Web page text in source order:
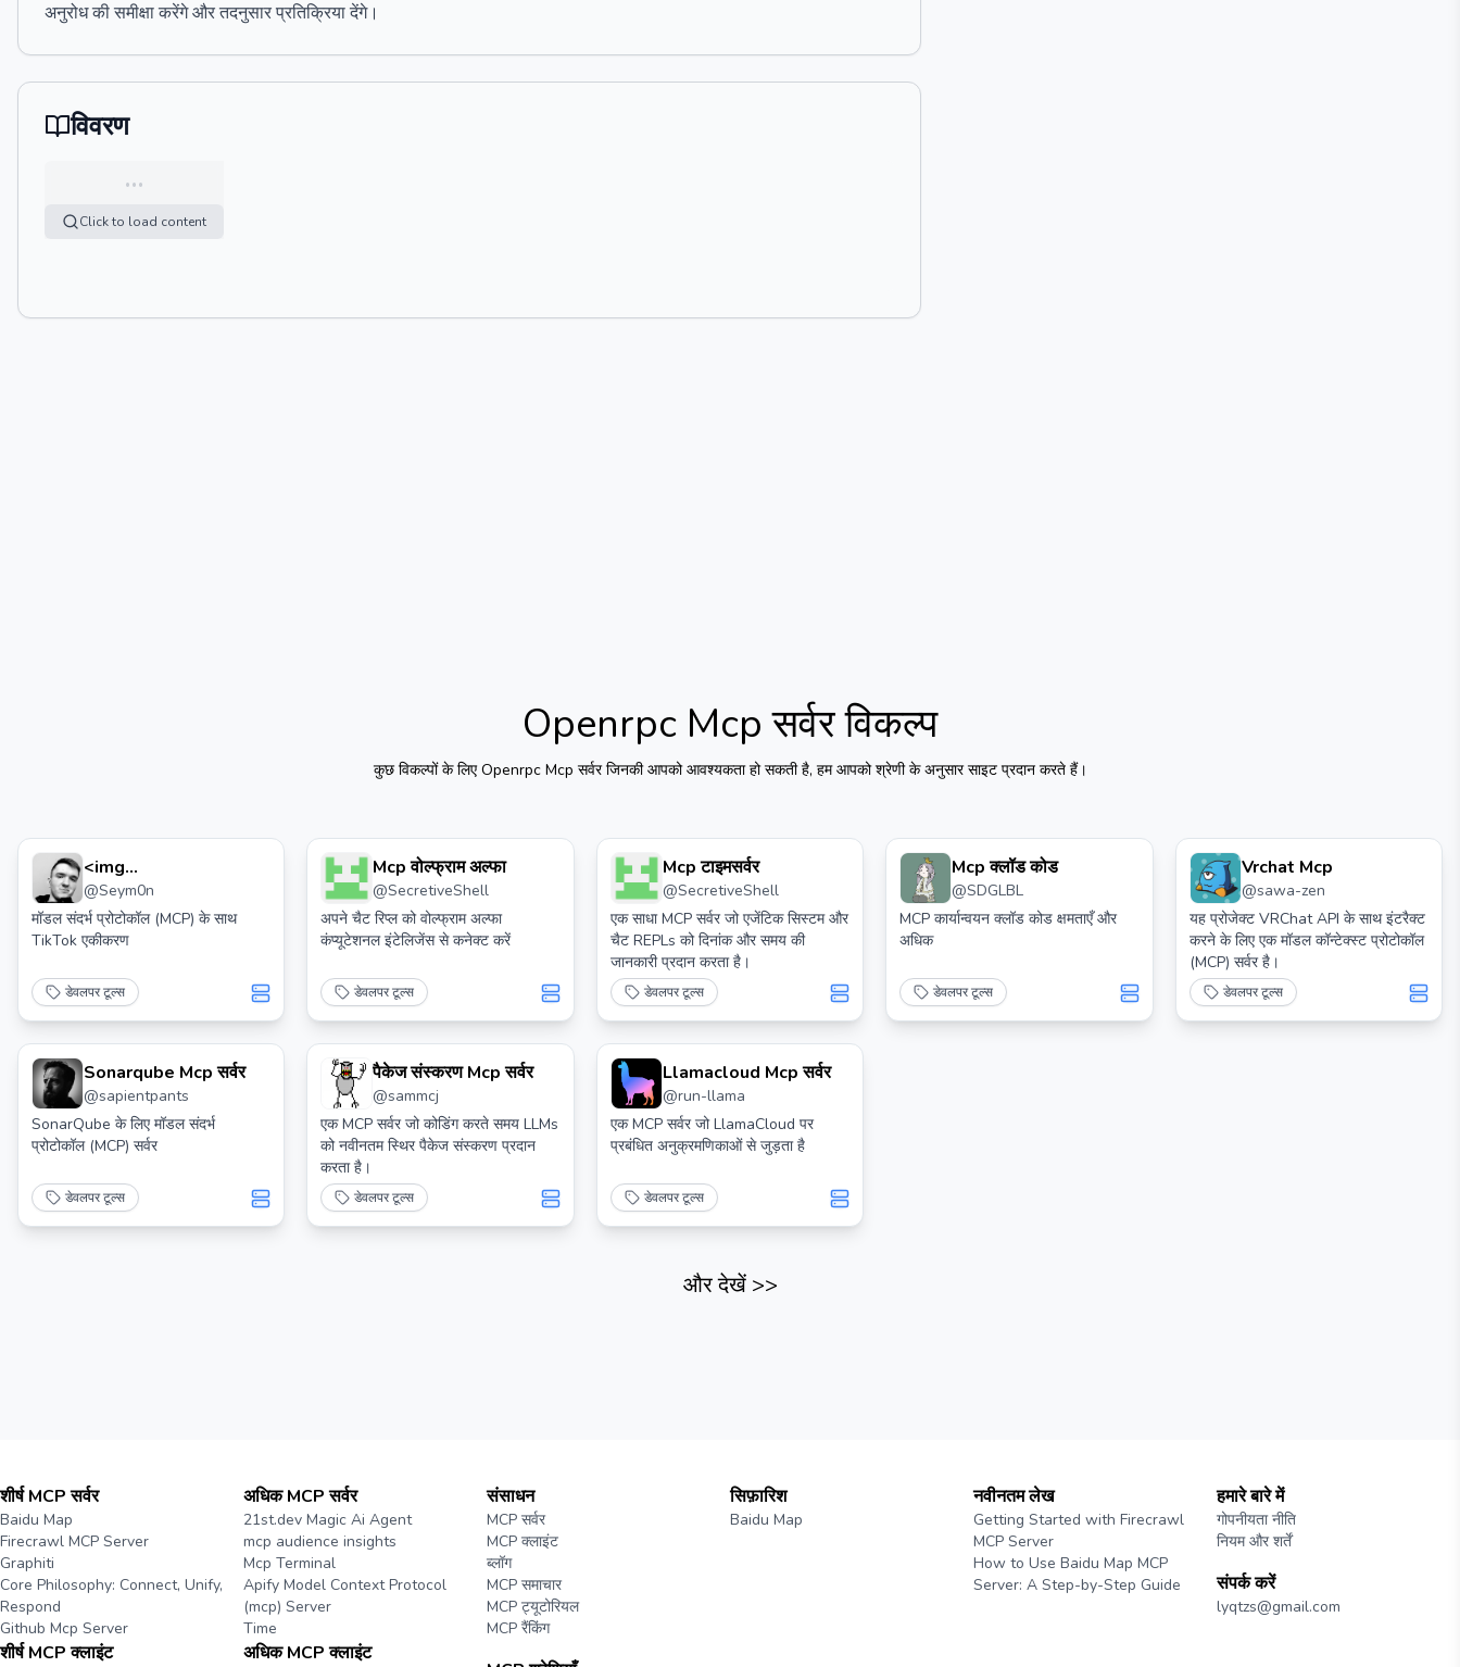
अनुरोध की समीक्षा करेंगे और तदनुसार प्रतिक्रिया देंगे।
विवरण
…
Click to load content
Openrpc Mcp सर्वरविकल्प
कुछ विकल्पों के लिएOpenrpc Mcp सर्वरजिनकी आपको आवश्यकता हो सकती है, हम आपको श्रेणी के अनुसार साइट प्रदान करते हैं।
<img
Src="https://cdn.worldvectorlogo.com/logos/tiktok
Icon 2.svg" Height="32"> टिक टोक म्कप
@Seym0n
मॉडल संदर्भ प्रोटोकॉल (MCP) के साथ
TikTok एकीकरण
डेवलपर टूल्स
Mcp वोल्फ्राम अल्फा
@SecretiveShell
अपने चैट रिप्ल को वोल्फ्राम अल्फा
कंप्यूटेशनल इंटेलिजेंस से कनेक्ट करें
डेवलपर टूल्स
Mcp टाइमसर्वर
@SecretiveShell
एक साधा MCP सर्वर जो एजेंटिक सिस्टम और
चैट REPLs को दिनांक और समय की
जानकारी प्रदान करता है।
डेवलपर टूल्स
Mcp क्लॉड कोड
@SDGLBL
MCP कार्यान्वयन क्लॉड कोड क्षमताएँ और
अधिक
डेवलपर टूल्स
Vrchat Mcp
@sawa-zen
यह प्रोजेक्ट VRChat API के साथ इंटरैक्ट
करने के लिए एक मॉडल कॉन्टेक्स्ट प्रोटोकॉल
(MCP) सर्वर है।
डेवलपर टूल्स
Sonarqube Mcp सर्वर
@sapientpants
SonarQube के लिए मॉडल संदर्भ
प्रोटोकॉल (MCP) सर्वर
डेवलपर टूल्स
पैकेज संस्करण Mcp सर्वर
@sammcj
एक MCP सर्वर जो कोडिंग करते समय LLMs
को नवीनतम स्थिर पैकेज संस्करण प्रदान
करता है।
डेवलपर टूल्स
Llamacloud Mcp सर्वर
@run-llama
एक MCP सर्वर जो LlamaCloud पर
प्रबंधित अनुक्रमणिकाओं से जुड़ता है
डेवलपर टूल्स
और देखें>>
शीर्ष MCP सर्वर
Baidu Map
Firecrawl MCP Server
Graphiti
Core Philosophy: Connect, Unify,
Respond
Github Mcp Server
शीर्ष MCP क्लाइंट
अधिक MCP सर्वर
21st.dev Magic Ai Agent
mcp audience insights
Mcp Terminal
Apify Model Context Protocol
(mcp) Server
Time
अधिक MCP क्लाइंट
संसाधन
MCP सर्वर
MCP क्लाइंट
ब्लॉग
MCP समाचार
MCP ट्यूटोरियल
MCP रैंकिंग
सिफ़ारिश
Baidu Map
नवीनतम लेख
Getting Started with Firecrawl
MCP Server
How to Use Baidu Map MCP
Server: A Step-by-Step Guide
हमारे बारे में
गोपनीयता नीति
नियम और शर्तें
संपर्क करें
lyqtzs@gmail.com